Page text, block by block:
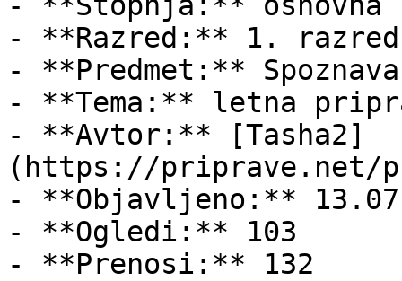
- **Razred:** 1. razred
- **Predmet:**
- **Tema:** letna
- **Avtor:** [Tasha2]
(https://priprave.net/
- **Objavljeno:**
- **Ogledi:** 103
- **Prenosi:** 132